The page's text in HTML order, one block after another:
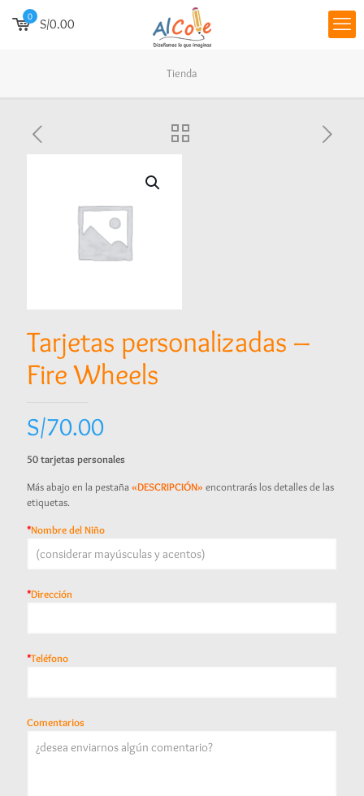
0 S/0.00
Tienda
Tarjetas personalizadas –
Fire Wheels
S/70.00
50 tarjetas personales
Más abajo en la pestaña «DESCRIPCIÓN» encontrarás los detalles de las
etiquetas.
*Nombre del Niño
*Dirección
*Teléfono
Comentarios